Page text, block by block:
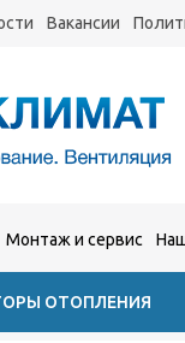
Вакансии
Монтаж и сервис
ОТОПЛЕНИЯ